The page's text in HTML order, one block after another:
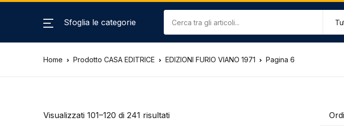
Sfoglia le categorie
Home Prodotto CASA EDITRICE EDIZIONI FURIO VIANO 1971 Pagina 6
Visualizzati 101–120 di 241 risultati